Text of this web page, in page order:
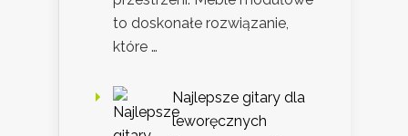
to doskonałe rozwiązanie,
które …
Najlepsze gitary dla
leworęcznych